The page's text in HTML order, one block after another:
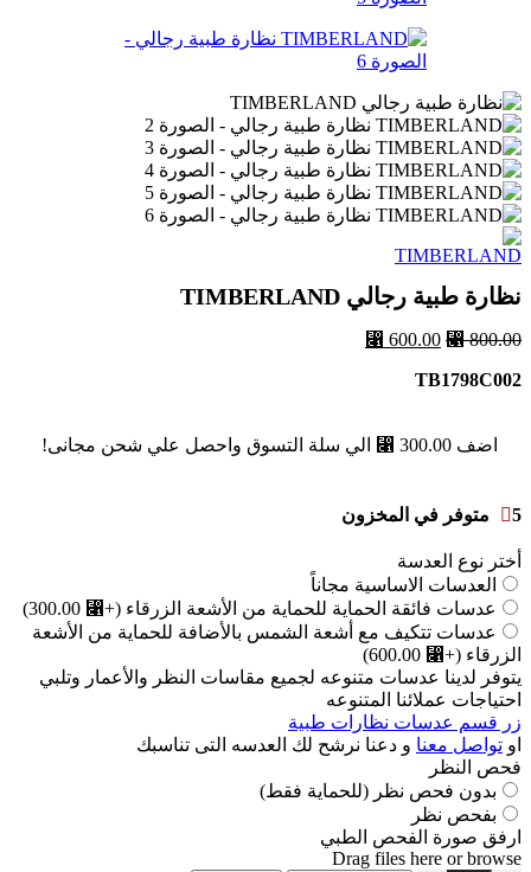
نظارة طبية رجالي TIMBERLAND
⃁800.00
⃁ 600.00
TB1798C002
اضف ⃁ 300.00 الي سلة التسوق واحصل علي شحن مجانى!
5 متوفر في المخزون
أختر نوع العدسة
العدسات الاساسية مجاناً
عدسات فائقة الحماية للحماية من الأشعة الزرقاء (+⃁ 300.00)
عدسات تتكيف مع أشعة الشمس بالأضافة للحماية من الأشعة
الزرقاء (+⃁ 600.00)
يتوفر لدينا عدسات متنوعه لجميع مقاسات النظر والأعمار وتلبي
احتياجات عملائنا المتنوعه
زر قسم عدسات نظارات طبية
او تواصل معنا و دعنا نرشح لك العدسه التى تناسبك
فحص النظر
بدون فحص نظر (للحماية فقط)
بفحص نظر
ارفق صورة الفحص الطبي
Drag files here orbrowse